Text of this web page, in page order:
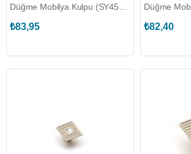
Düğme Mobilya Kulpu (SY4535
₺83,95
Düğme
₺82,40